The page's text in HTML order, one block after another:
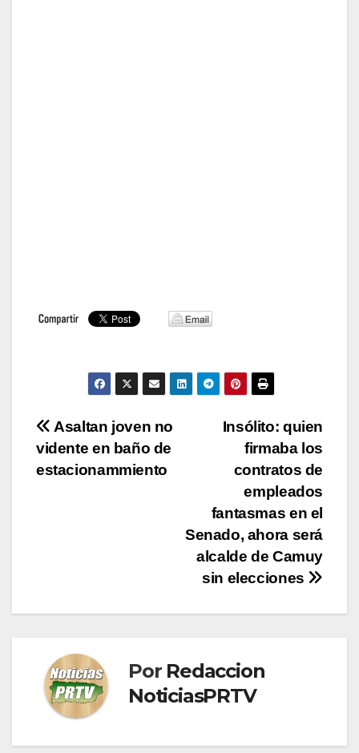
Navegación
de
Insólito: quien
firmaba los
contratos de
empleados
fantasmas en el
Senado, ahora será
alcalde de Camuy
sin elecciones
Asaltan joven no
vidente en baño de
estacionammiento
Por Redaccion
NoticiasPRTV